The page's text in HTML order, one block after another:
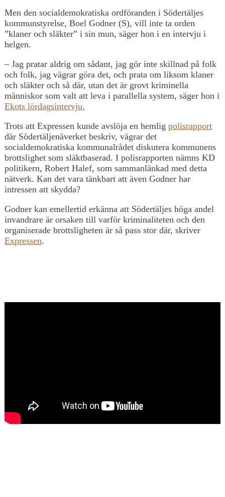
Men den socialdemokratiska ordföranden i Södertäljes
kommunstyrelse, Boel Godner (S), vill inte ta orden
”klaner och släkter” i sin mun, säger hon i en intervju i
helgen.
– Jag pratar aldrig om sådant, jag gör inte skillnad på folk
och folk, jag vägrar göra det, och prata om liksom klaner
och släkter och så där, utan det är grovt kriminella
människor som valt att leva i parallella system, säger hon i
Ekots lördagsintervju.
Trots att Expressen kunde avslöja en hemlig polisrapport
där Södertäljenäverket beskriv, vägrar det
socialdemokratiska kommunalrådet diskutera kommunens
brottslighet som släktbaserad. I polisrapporten nämns KD
politikern, Robert Halef, som sammanlänkad med detta
nätverk. Kan det vara tänkbart att även Godner har
intressen att skydda?
Godner kan emellertid erkänna att Södertäljes höga andel
invandrare är orsaken till varför kriminaliteten och den
organiserade brottsligheten är så pass stor där, skriver
Expressen.